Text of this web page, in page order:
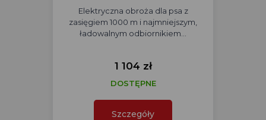
Elektryczna obroża dla psa z
zasięgiem 1000 m i najmniejszym,
ładowalnym odbiornikiem…
1 104 zł
DOSTĘPNE
Szczegóły